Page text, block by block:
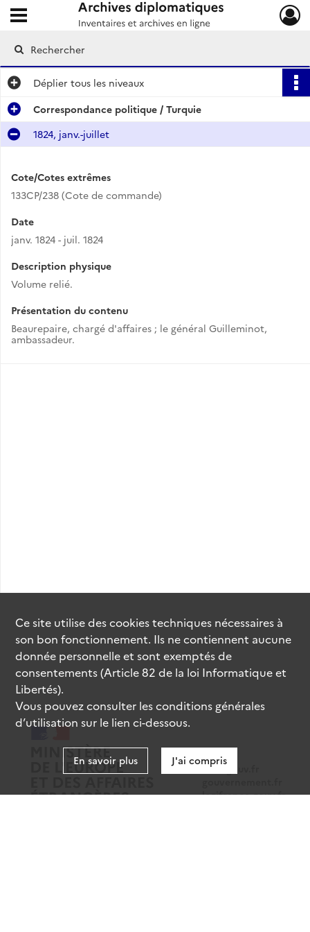
Archives diplomatiques
Ouvrir le menu déroulant
Déplier tous les niveaux
Correspondance politique / Turquie
1824, janv.-juillet
Cote/Cotes extrêmes
133CP/238 (Cote de commande)
Date
janv. 1824 - juil. 1824
Description physique
Volume relié.
Présentation du contenu
Beaurepaire, chargé d'affaires ; le général Guilleminot,
ambassadeur.
data.gouv.fr
legifrance.gouv.fr
Ce site utilise descookiestechniques nécessaires à
son bon fonctionnement. Ils ne contiennent aucune
donnée personnelle et sont exemptés de
consentements (Article 82 de la loi Informatique et
Libertés).
Vous pouvez consulter les conditions générales
d’utilisation sur le lien ci-dessous.
En savoir plus J'ai compris